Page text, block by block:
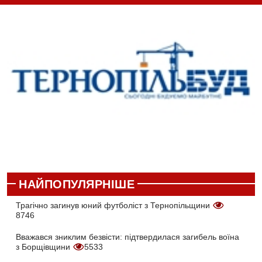
НАЙПОПУЛЯРНІШЕ
Трагічно загинув юний футболіст з Тернопільщини
8746
Вважався зниклим безвісти: підтвердилася загибель воїна
з Борщівщини
5533